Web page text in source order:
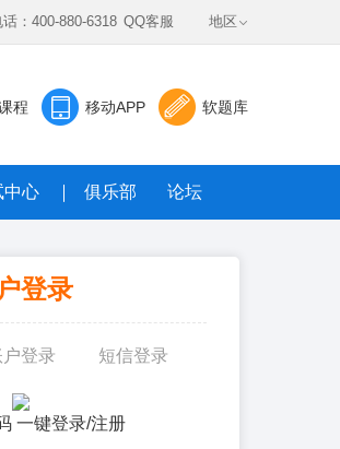
：400-880-6318 QQ客服 地区
软题库
移动APP
程
中心 俱乐部 论坛
统
答
登录
户登录 短信登录
一键登录/注册